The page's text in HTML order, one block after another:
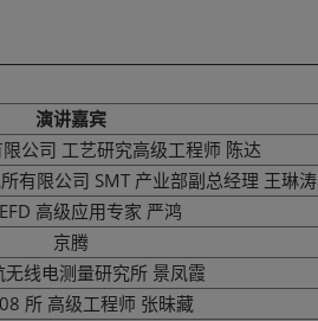
演讲嘉宾
公司 工艺研究高级工程师 陈达
有限公司 SMT 产业部副总经理 王琳涛
高级应用专家 严鸿
京腾
无线电测量研究所 景凤霞
所 高级工程师 张昧藏